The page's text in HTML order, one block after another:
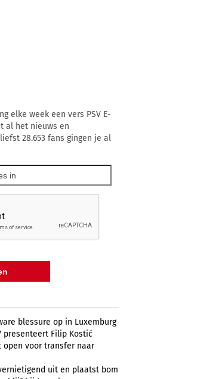
elke week een vers PSV E-
al het nieuws en
28.653 fans gingen je al
blessure op in Luxemburg
presenteert Filip Kostić
open voor transfer naar
uit en plaatst bom